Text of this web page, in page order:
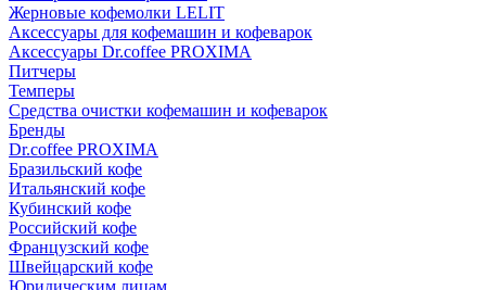
Жерновые кофемолки LELIT
Аксессуары для кофемашин и кофеварок
Аксессуары Dr.coffee PROXIMA
Питчеры
Темперы
Средства очистки кофемашин и кофеварок
Бренды
Dr.coffee PROXIMA
Бразильский кофе
Итальянский кофе
Кубинский кофе
Российский кофе
Французский кофе
Швейцарский кофе
Юридическим лицам